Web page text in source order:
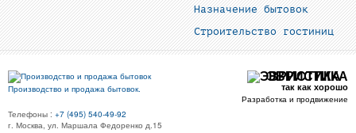
Назначение бытовок
Строительство гостиниц
Производство и продажа бытовок.
ЭВРИСТИКА
так как хорошо
Разработка и продвижение
Телефоны : +7 (495) 540-49-92
г. Москва, ул. Маршала Федоренко д.15